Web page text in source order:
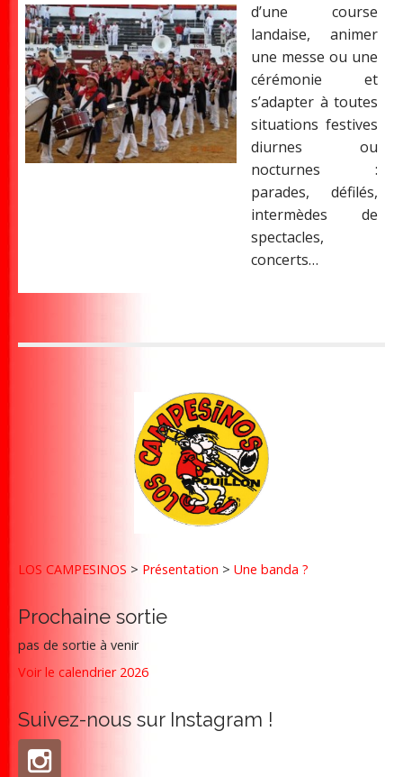
d’une course
landaise, animer
une messe ou une
cérémonie et
s’adapter à toutes
situations festives
diurnes ou
nocturnes :
parades, défilés,
intermèdes de
spectacles,
concerts…
LOS CAMPESINOS > Présentation > Une banda ?
Prochaine sortie
pas de sortie à venir
Voir le calendrier 2026
Suivez-nous sur Instagram !